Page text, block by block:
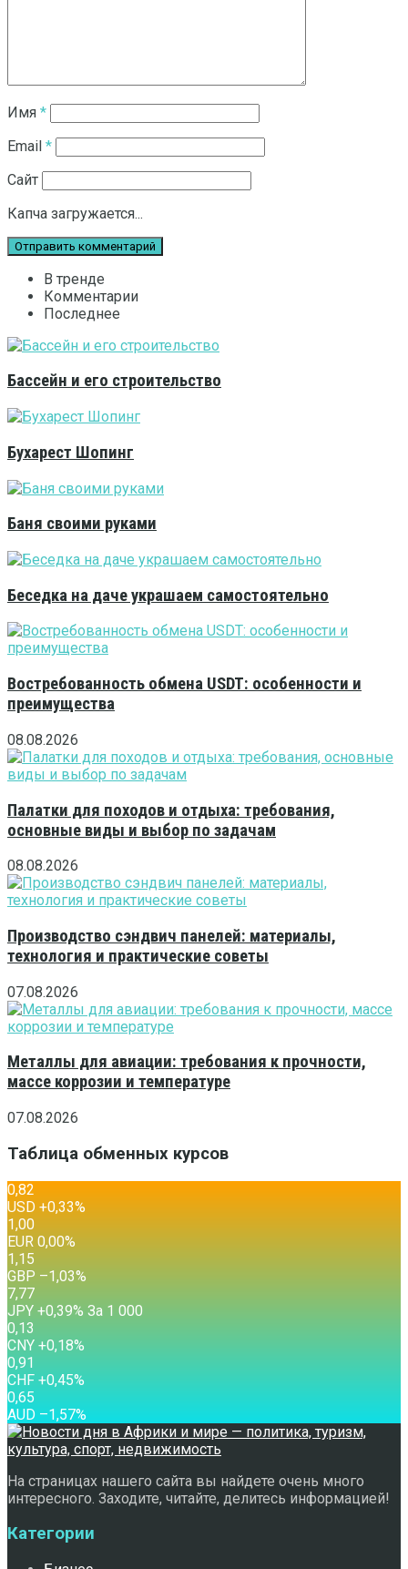
Имя *
Email *
Сайт
Капча загружается...
В тренде
Комментарии
Последнее
Бассейн и его строительство
Бухарест Шопинг
Баня своими руками
Беседка на даче украшаем самостоятельно
Востребованность обмена USDT: особенности и
преимущества
08.08.2026
Палатки для походов и отдыха: требования,
основные виды и выбор по задачам
08.08.2026
Производство сэндвич панелей: материалы,
технология и практические советы
07.08.2026
Металлы для авиации: требования к прочности,
массе коррозии и температуре
07.08.2026
Таблица обменных курсов
0,82
USD +0,33%
1,00
EUR 0,00%
1,15
GBP –1,03%
7,77
JPY +0,39% За 1 000
0,13
CNY +0,18%
0,91
CHF +0,45%
0,65
AUD –1,57%
На страницах нашего сайта вы найдете очень много
интересного. Заходите, читайте, делитесь информацией!
Категории